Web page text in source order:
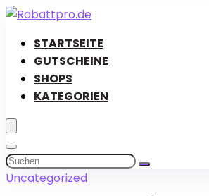
STARTSEITE
GUTSCHEINE
SHOPS
KATEGORIEN
Uncategorized